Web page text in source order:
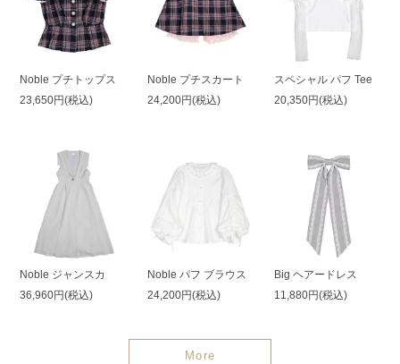
Noble プチトップス
23,650円(税込)
Noble プチスカート
24,200円(税込)
スペシャル パフ Tee
20,350円(税込)
Noble ジャンスカ
36,960円(税込)
Noble パフ ブラウス
24,200円(税込)
Big ヘアードレス
11,880円(税込)
More